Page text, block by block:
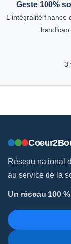
Geste 100%
L'intégralité finance
handicap
3
Réseau national
au service de la
Un réseau 100